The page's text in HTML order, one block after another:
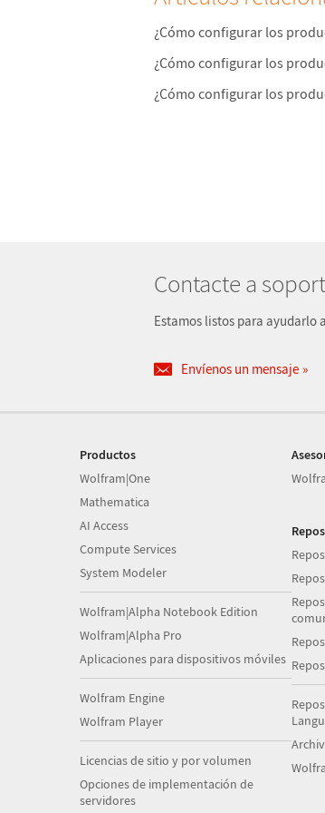
¿Cómo configurar los
¿Cómo configurar los
¿Cómo configurar los
Contacte a
Estamos listos para ayudarlo
Envíenos un mensaje
Productos
Wolfram|One
Mathematica
AI Access
Compute Services
System Modeler
Wolfram|Alpha Notebook Edition
Wolfram|Alpha Pro
Aplicaciones para dispositivos móviles
Wolfram Engine
Wolfram Player
Licencias de sitio y por volumen
Opciones de implementación de
servidores